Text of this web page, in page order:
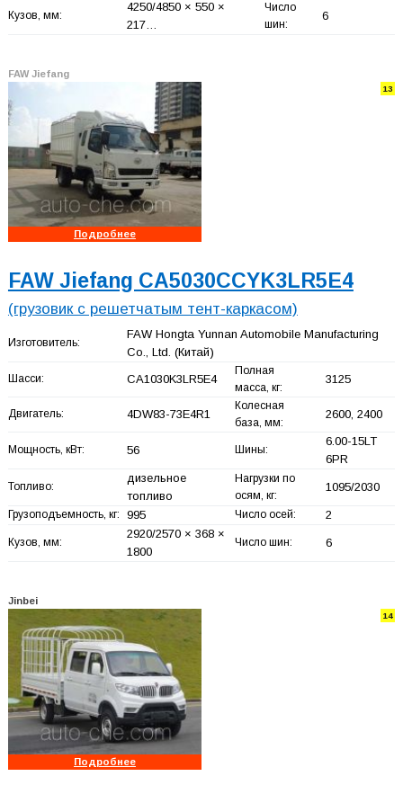
Кузов, мм:
4250/4850 × 550 ×
217…
Число
шин:
6
FAW Jiefang
13
Подробнее
FAW Jiefang CA5030CCYK3LR5E4
(грузовик с решетчатым тент-каркасом)
Изготовитель:
FAW Hongta Yunnan Automobile Manufacturing
Co., Ltd. (Китай)
Шасси: CA1030K3LR5E4
Полная
масса, кг:
3125
Двигатель: 4DW83-73E4R1
Колесная
база, мм:
2600, 2400
Мощность, кВт: 56 Шины:
6.00-15LT
6PR
Топливо:
дизельное
топливо
Нагрузки по
осям, кг:
1095/2030
Грузоподъемность, кг: 995 Число осей: 2
Кузов, мм:
2920/2570 × 368 ×
1800
Число шин: 6
Jinbei
14
Подробнее